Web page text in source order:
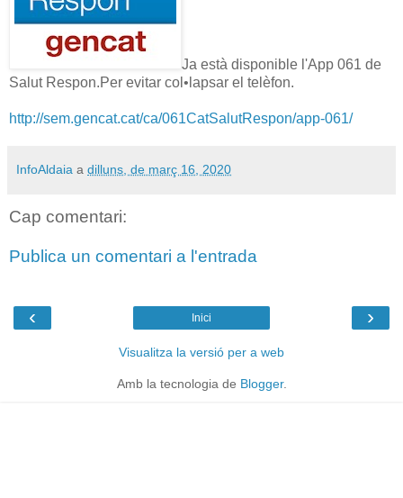
Ja està disponible l'App 061 de
Salut Respon.Per evitar col•lapsar el telèfon.
http://sem.gencat.cat/ca/061CatSalutRespon/app-061/
InfoAldaia a dilluns, de març 16, 2020
Cap comentari:
Publica un comentari a l'entrada
‹ ›
Inici
Visualitza la versió per a web
Amb la tecnologia de Blogger.